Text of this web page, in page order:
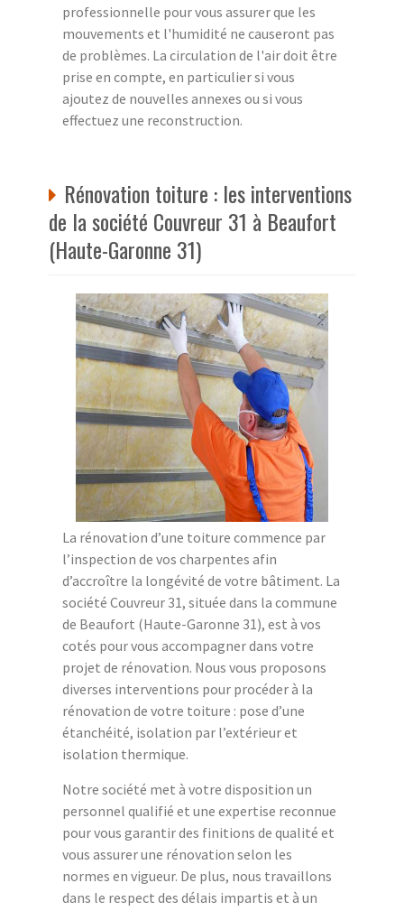
professionnelle pour vous assurer que les
mouvements et l'humidité ne causeront pas
de problèmes. La circulation de l'air doit être
prise en compte, en particulier si vous
ajoutez de nouvelles annexes ou si vous
effectuez une reconstruction.
Rénovation toiture : les interventions
de la société Couvreur 31 à Beaufort
(Haute-Garonne 31)
La rénovation d’une toiture commence par
l’inspection de vos charpentes afin
d’accroître la longévité de votre bâtiment. La
société Couvreur 31, située dans la commune
de Beaufort (Haute-Garonne 31), est à vos
cotés pour vous accompagner dans votre
projet de rénovation. Nous vous proposons
diverses interventions pour procéder à la
rénovation de votre toiture : pose d’une
étanchéité, isolation par l’extérieur et
isolation thermique.
Notre société met à votre disposition un
personnel qualifié et une expertise reconnue
pour vous garantir des finitions de qualité et
vous assurer une rénovation selon les
normes en vigueur. De plus, nous travaillons
dans le respect des délais impartis et à un